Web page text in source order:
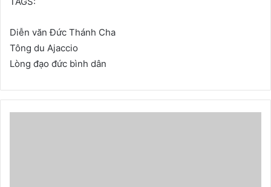
Diễn văn Đức Thánh Cha
Tông du Ajaccio
Lòng đạo đức bình dân